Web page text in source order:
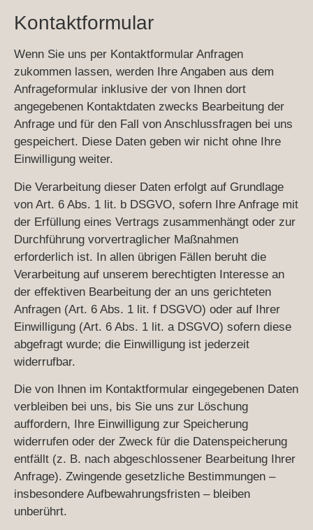
Kontaktformular
Wenn Sie uns per Kontaktformular Anfragen
zukommen lassen, werden Ihre Angaben aus dem
Anfrageformular inklusive der von Ihnen dort
angegebenen Kontaktdaten zwecks Bearbeitung der
Anfrage und für den Fall von Anschlussfragen bei uns
gespeichert. Diese Daten geben wir nicht ohne Ihre
Einwilligung weiter.
Die Verarbeitung dieser Daten erfolgt auf Grundlage
von Art. 6 Abs. 1 lit. b DSGVO, sofern Ihre Anfrage mit
der Erfüllung eines Vertrags zusammenhängt oder zur
Durchführung vorvertraglicher Maßnahmen
erforderlich ist. In allen übrigen Fällen beruht die
Verarbeitung auf unserem berechtigten Interesse an
der effektiven Bearbeitung der an uns gerichteten
Anfragen (Art. 6 Abs. 1 lit. f DSGVO) oder auf Ihrer
Einwilligung (Art. 6 Abs. 1 lit. a DSGVO) sofern diese
abgefragt wurde; die Einwilligung ist jederzeit
widerrufbar.
Die von Ihnen im Kontaktformular eingegebenen Daten
verbleiben bei uns, bis Sie uns zur Löschung
auffordern, Ihre Einwilligung zur Speicherung
widerrufen oder der Zweck für die Datenspeicherung
entfällt (z. B. nach abgeschlossener Bearbeitung Ihrer
Anfrage). Zwingende gesetzliche Bestimmungen –
insbesondere Aufbewahrungsfristen – bleiben
unberührt.